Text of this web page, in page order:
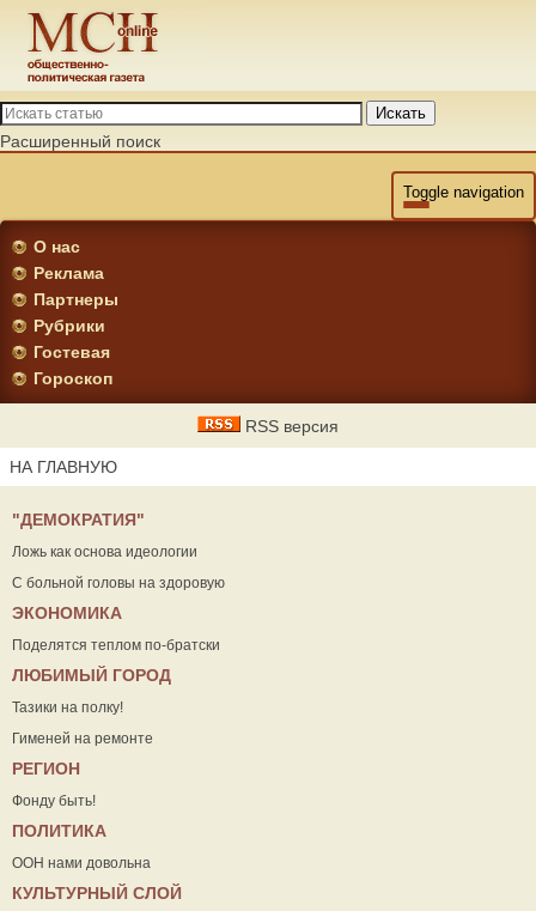
Искать
Расширенный поиск
Toggle navigation
О нас
Реклама
Партнеры
Рубрики
Гостевая
Гороскоп
RSS версия
НА ГЛАВНУЮ
"ДЕМОКРАТИЯ"
Ложь как основа идеологии
С больной головы на здоровую
ЭКОНОМИКА
Поделятся теплом по-братски
ЛЮБИМЫЙ ГОРОД
Тазики на полку!
Гименей на ремонте
РЕГИОН
Фонду быть!
ПОЛИТИКА
ООН нами довольна
КУЛЬТУРНЫЙ СЛОЙ